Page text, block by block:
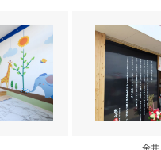
金